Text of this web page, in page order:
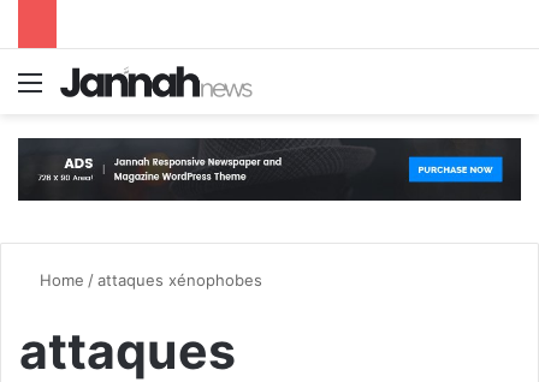
Menu
Home /attaques xénophobes
attaques